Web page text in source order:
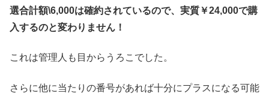
選合計額\6,000は確約されているので、実質￥24,000で購
入するのと変わりません！
これは管理人も目からうろこでした。
さらに他に当たりの番号があれば十分にプラスになる可能